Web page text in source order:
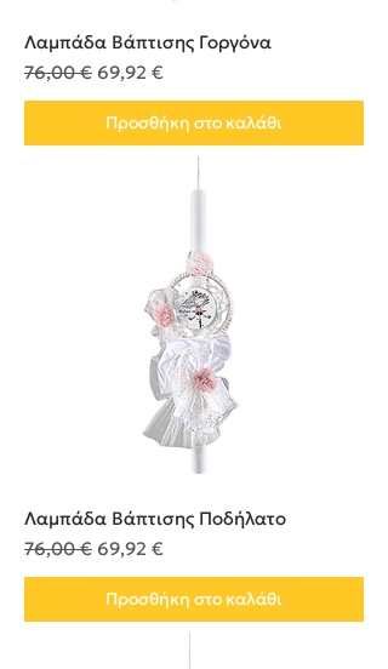
Λαμπάδα Βάπτισης Γοργόνα
Κανονική τιμή
76,00 € Τιμή Έκπτωσης
69,92 €
Προσθήκη στο καλάθι
Λαμπάδα Βάπτισης Ποδήλατο
Κανονική τιμή
76,00 € Τιμή Έκπτωσης
69,92 €
Προσθήκη στο καλάθι